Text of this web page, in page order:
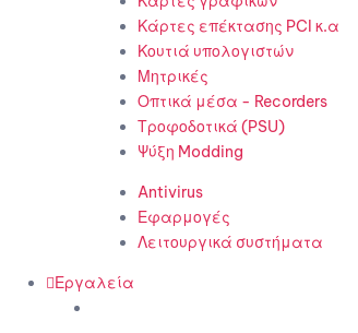
Κάρτες επέκτασης PCI κ.α
Κουτιά υπολογιστών
Μητρικές
Οπτικά μέσα - Recorders
Τροφοδοτικά (PSU)
Ψύξη Modding
Antivirus
Εφαρμογές
Λειτουργικά συστήματα
Εργαλεία